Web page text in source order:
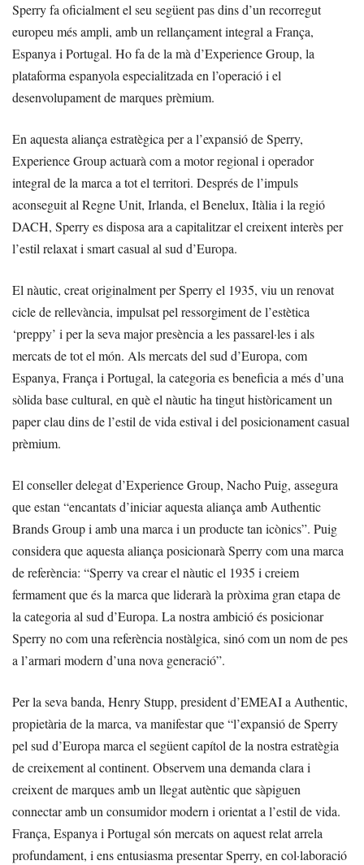
Sperry fa oficialment el seu següent pas dins d’un recorregut
europeu més ampli, amb un rellançament integral a França,
Espanya i Portugal. Ho fa de la mà d’Experience Group, la
plataforma espanyola especialitzada en l’operació i el
desenvolupament de marques prèmium.
En aquesta aliança estratègica per a l’expansió de Sperry,
Experience Group actuarà com a motor regional i operador
integral de la marca a tot el territori. Després de l’impuls
aconseguit al Regne Unit, Irlanda, el Benelux, Itàlia i la regió
DACH, Sperry es disposa ara a capitalitzar el creixent interès per
l’estil relaxat i smart casual al sud d’Europa.
El nàutic, creat originalment per Sperry el 1935, viu un renovat
cicle de rellevància, impulsat pel ressorgiment de l’estètica
‘preppy’ i per la seva major presència a les passarel·les i als
mercats de tot el món. Als mercats del sud d’Europa, com
Espanya, França i Portugal, la categoria es beneficia a més d’una
sòlida base cultural, en què el nàutic ha tingut històricament un
paper clau dins de l’estil de vida estival i del posicionament casual
prèmium.
El conseller delegat d’Experience Group, Nacho Puig, assegura
que estan “encantats d’iniciar aquesta aliança amb Authentic
Brands Group i amb una marca i un producte tan icònics”. Puig
considera que aquesta aliança posicionarà Sperry com una marca
de referència: “Sperry va crear el nàutic el 1935 i creiem
fermament que és la marca que liderarà la pròxima gran etapa de
la categoria al sud d’Europa. La nostra ambició és posicionar
Sperry no com una referència nostàlgica, sinó com un nom de pes
a l’armari modern d’una nova generació”.
Per la seva banda, Henry Stupp, president d’EMEAI a Authentic,
propietària de la marca, va manifestar que “l’expansió de Sperry
pel sud d’Europa marca el següent capítol de la nostra estratègia
de creixement al continent. Observem una demanda clara i
creixent de marques amb un llegat autèntic que sàpiguen
connectar amb un consumidor modern i orientat a l’estil de vida.
França, Espanya i Portugal són mercats on aquest relat arrela
profundament, i ens entusiasma presentar Sperry, en col·laboració